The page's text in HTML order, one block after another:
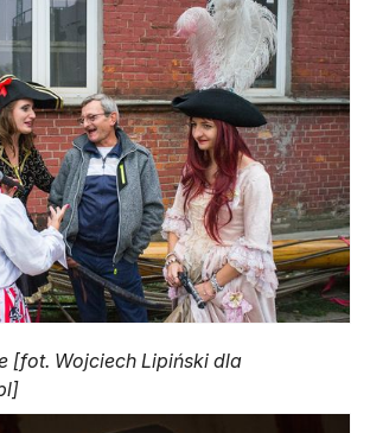
[fot. Wojciech Lipiński dla